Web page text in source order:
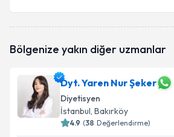
Bölgenize yakın diğer uzmanlar
Dyt. Yaren Nur Şeker
Diyetisyen
İstanbul, Bakırköy
4.9 (38 Değerlendirme)